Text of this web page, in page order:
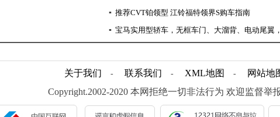
▪ 推荐CVT铂领型 江铃福特领界S购车指南
▪ 宝马实用型轿车，无框车门、大溜背、电动尾翼
关于我们 - 联系我们 - XML地图 - 网站地
Copyright.2002-2020 本网拒绝一切非法行为 欢迎监督举